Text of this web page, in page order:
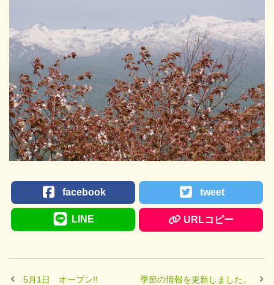
facebook tweet
LINE URLコピー
5月1日 オープン!! 季節の情報を更新しました。